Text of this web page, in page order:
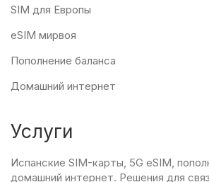
SIM для Европы
eSIM мирвоя
Пополнение баланса
Домашний интернет
Услуги
Испанские SIM-карты, 5G eSIM,
домашний интернет. Решения для